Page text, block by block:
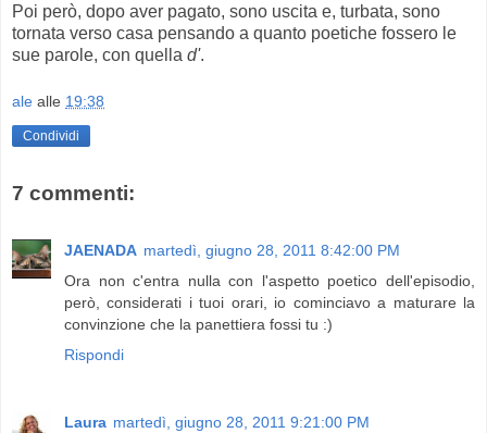
Poi però, dopo aver pagato, sono uscita e, turbata, sono
tornata verso casa pensando a quanto poetiche fossero le
sue parole, con quella d'.
ale alle 19:38
Condividi
7 commenti:
JAENADA martedì, giugno 28, 2011 8:42:00 PM
Ora non c'entra nulla con l'aspetto poetico dell'episodio,
però, considerati i tuoi orari, io cominciavo a maturare la
convinzione che la panettiera fossi tu :)
Rispondi
Laura martedì, giugno 28, 2011 9:21:00 PM